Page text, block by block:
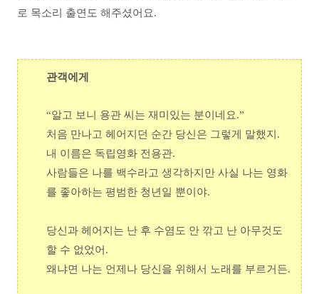
로 목소리 출연도 해주셨어요.
관객에게
“알고 보니 용관 씨는 재미있는 분이네요.”
처음 만나고 헤어지던 순간 당신은 그렇게 말했지.
내 이름은 독립영화 전용관.
사람들은 나를 백수라고 생각하지만 사실 나는 영화
를 좋아하는 평범한 청년일 뿐이야.
당신과 헤어지는 난 후 수염도 안 깎고 난 아무것도
할 수 없었어.
왜냐면 나는 언제나 당신을 위해서 노래를 부르거든.